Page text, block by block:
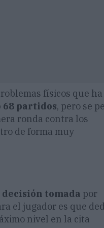
físicos que ha
68 partidos, pero se
ronda contra los
de forma muy
tomada por
el jugador es que
nivel en la cita